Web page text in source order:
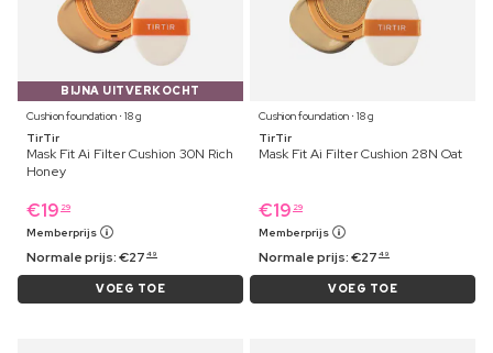
BIJNA UITVERKOCHT
Cushion foundation ⋅ 18 g
TirTir
Mask Fit Ai Filter Cushion 30N Rich
Honey
€19 29
Memberprijs
Normale prijs:€27 49
VOEG TOE
Cushion foundation ⋅ 18 g
TirTir
Mask Fit Ai Filter Cushion 28N Oat
€19 29
Memberprijs
Normale prijs:€27 49
VOEG TOE